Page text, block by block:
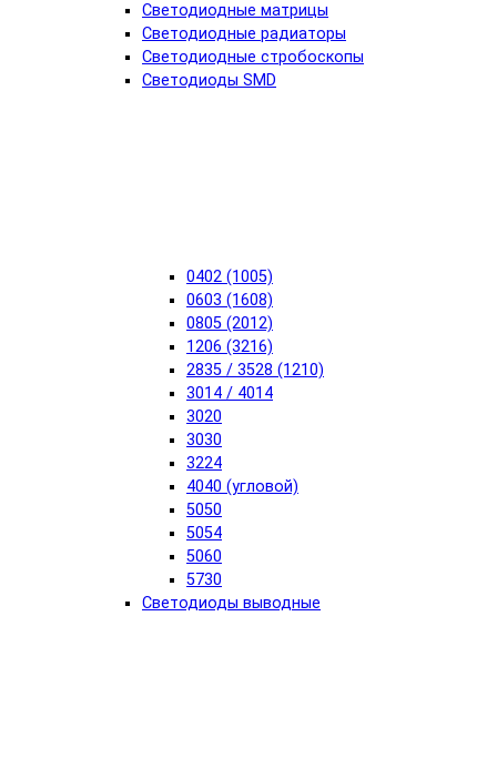
Светодиодные матрицы
Светодиодные радиаторы
Светодиодные стробоскопы
Светодиоды SMD
0402 (1005)
0603 (1608)
0805 (2012)
1206 (3216)
2835 / 3528 (1210)
3014 / 4014
3020
3030
3224
4040 (угловой)
5050
5054
5060
5730
Светодиоды выводные